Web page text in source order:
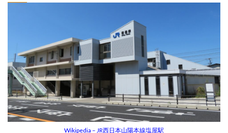
Wikipedia – JR西日本山陽本線塩屋駅